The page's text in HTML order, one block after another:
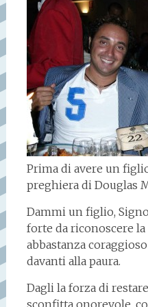
Prima di avere un
preghiera di Douglas
Dammi un figlio,
forte da riconoscere la
abbastanza
davanti alla paura.
Dagli la forza di